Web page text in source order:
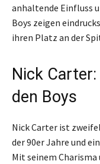
anhaltende Einfluss
Boys zeigen
ihren Platz an der
Nick
den Boys
Nick Carter ist
der 90er Jahre und
Mit seinem